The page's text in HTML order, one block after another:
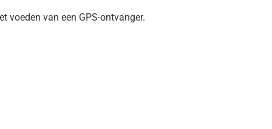
voeden van een GPS-ontvanger.